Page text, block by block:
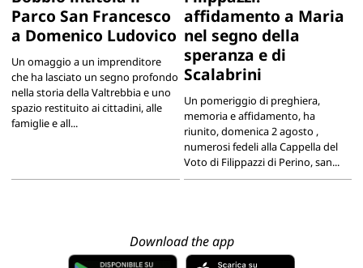
Parco San Francesco
a Domenico Ludovico
Un omaggio a un imprenditore
che ha lasciato un segno profondo
nella storia della Valtrebbia e uno
spazio restituito ai cittadini, alle
famiglie e all...
affidamento a Maria
nel segno della
speranza e di
Scalabrini
Un pomeriggio di preghiera,
memoria e affidamento, ha
riunito, domenica 2 agosto ,
numerosi fedeli alla Cappella del
Voto di Filippazzi di Perino, san...
Download the app